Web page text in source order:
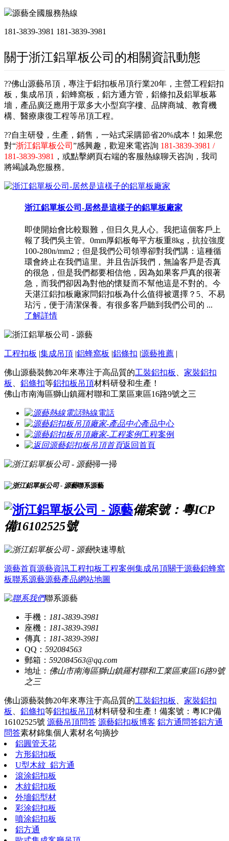
源藝全國服務熱線
181-3839-3981 181-3839-3981
關于浙江鋁單板公司的相關資訊動態
??佛山源藝吊頂，專注于鋁扣板吊頂行業20年，主營工程鋁扣
板，集成吊頂，鋁蜂窩板，鋁方通方管，鋁條扣及鋁單板幕
墻，產品廣泛應用于眾多大小型寫字樓、品牌商城、教育機
構、醫療康復工程等吊頂工程。
??自主研發，生產，銷售，一站式采購節省20%成本！如果您
對“浙江鋁單板公司 ”感興趣，歡迎來電咨詢 181-3839-3981 /
181-3839-3981 ，或點擊網頁右端的客服熱線聊天咨詢，我司
將竭誠為您服務。
浙江鋁單板公司-居然是這樣子的鋁單板廠家
即使開始會比較艱難，但日久見人心。我把這個客戶上
報了我們吳主管。0mm厚鋁板每平方板重8kg，抗拉強度
100-280n/mm2；但是我們公司領導卻對我們講：這種循
環會終止在我們這里。并且告訴我們，無論客戶是否真
的很急，但是我們都要相信他，因為如果客戶真的很著
急，而我們卻因為對他的懷疑而不幫他這是不對的。今
天湛江鋁扣板廠家問鋁扣板為什么值得被選擇？5、不易
玷污，便于清潔保養。有很多客戶聽到我們公司的 ...
了解詳情
工程扣板 |集成吊頂 |鋁蜂窩板 |鋁條扣 |源藝推薦 |
佛山源藝裝飾20年來專注于高品質的工裝鋁扣板
家裝鋁扣
板
鋁條扣等鋁扣板吊頂材料研發和生產！
佛山市南海區獅山鎮羅村聯和工業區東區16路9號之三
熱線電話
產品中心
工程案例
返回首頁
掃一掃
聯系源藝
備案號：粵ICP
備16102525號
快速導航
源藝首頁源藝資訊工程扣板工程案例集成吊頂關于源藝鋁蜂窩
板聯系源藝源藝產品網站地圖
聯系源藝
手機： 181-3839-3981
座機： 181-3839-3981
傳真： 181-3839-3981
QQ： 592084563
郵箱： 592084563@qq.com
地址： 佛山市南海區獅山鎮羅村聯和工業區東區16路9號
之三
佛山源藝裝飾20年來專注于高品質的工裝鋁扣板
家裝鋁扣
板
鋁條扣等鋁扣板吊頂材料研發和生產！ 備案號：粵ICP備
16102525號 源藝吊頂問答 源藝鋁扣板博客 鋁方通問答鋁方通
問答素材錦集個人素材名句摘抄
鋁圓管天花
方形鋁扣板
U型木紋_鋁方通
滾涂鋁扣板
木紋鋁扣板
外墻鋁型材
彩涂鋁扣板
噴涂鋁扣板
鋁方通